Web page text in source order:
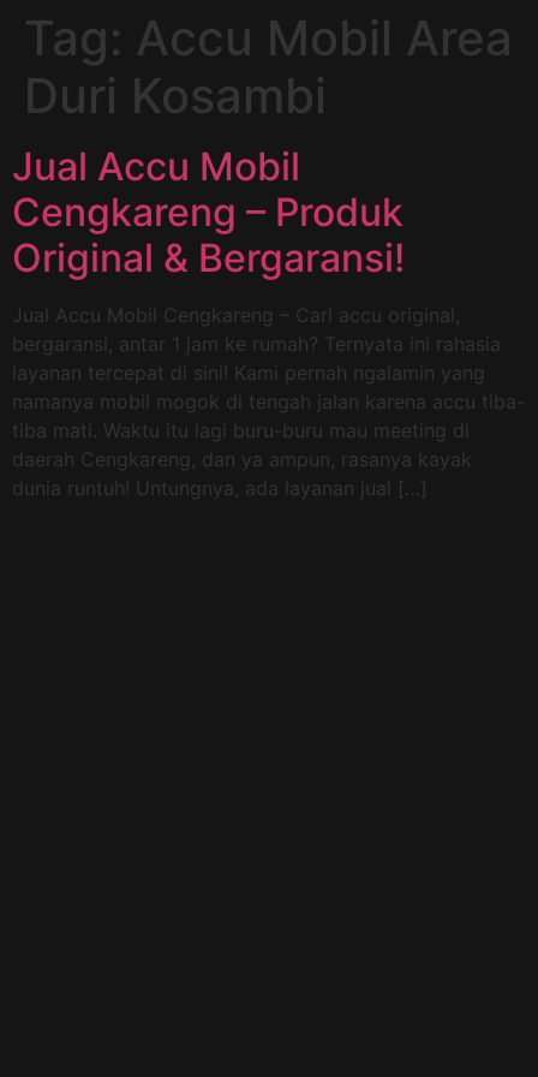
Tag: Accu Mobil Area
Duri Kosambi
Jual Accu Mobil
Cengkareng – Produk
Original & Bergaransi!
Jual Accu Mobil Cengkareng – Cari accu original,
bergaransi, antar 1 jam ke rumah? Ternyata ini rahasia
layanan tercepat di sini! Kami pernah ngalamin yang
namanya mobil mogok di tengah jalan karena accu tiba-
tiba mati. Waktu itu lagi buru-buru mau meeting di
daerah Cengkareng, dan ya ampun, rasanya kayak
dunia runtuh! Untungnya, ada layanan jual […]